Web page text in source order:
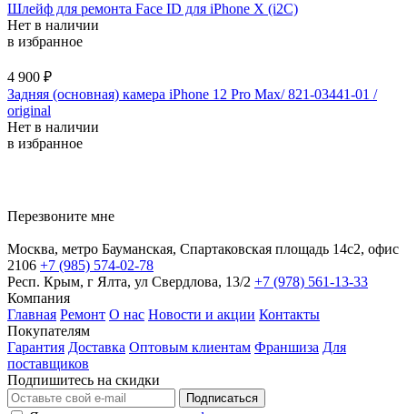
Шлейф для ремонта Face ID для iPhone X (i2C)
Нет в наличии
в избранное
4 900 ₽
Задняя (основная) камера iPhone 12 Pro Max/ 821-03441-01 /
original
Нет в наличии
в избранное
Перезвоните мне
Москва, метро Бауманская, Спартаковская площадь 14с2, офис
2106 +7 (985) 574-02-78
Респ. Крым, г Ялта, ул Свердлова, 13/2 +7 (978) 561-13-33
Компания
Главная Ремонт О нас Новости и акции Контакты
Покупателям
Гарантия Доставка Оптовым клиентам Франшиза Для
поставщиков
Подпишитесь на скидки